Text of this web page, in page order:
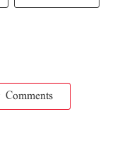
Comments